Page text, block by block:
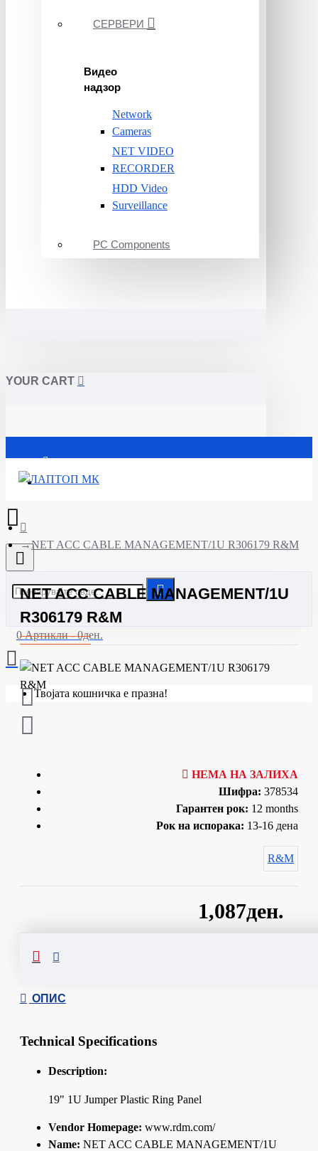
СЕРВЕРИ
Видео
надзор
Network
Cameras
NET VIDEO
RECORDER
HDD Video
Surveillance
PC Components
YOUR CART
Почетна
0 Артикли - 0ден.
Твојата кошничка е празна!
NET ACC CABLE MANAGEMENT/1U R306179 R&M
NET ACC CABLE MANAGEMENT/1U
R306179 R&M
1,087ден.
НЕМА НА ЗАЛИХА
Шифра: 378534
Гарантен рок: 12 months
Рок на испорака: 13-16 дена
R&M
ОПИС
Technical Specifications
Description:
19" 1U Jumper Plastic Ring Panel
Vendor Homepage: www.rdm.com/
Name: NET ACC CABLE MANAGEMENT/1U